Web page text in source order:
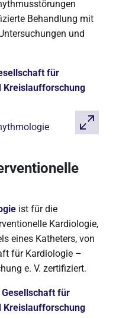
Behandlung mit
und
für
Kreislaufforschung
ist für die
Kardiologie,
eines Katheters, von
für Kardiologie –
e. V. zertifiziert.
Gesellschaft für
Kreislaufforschung